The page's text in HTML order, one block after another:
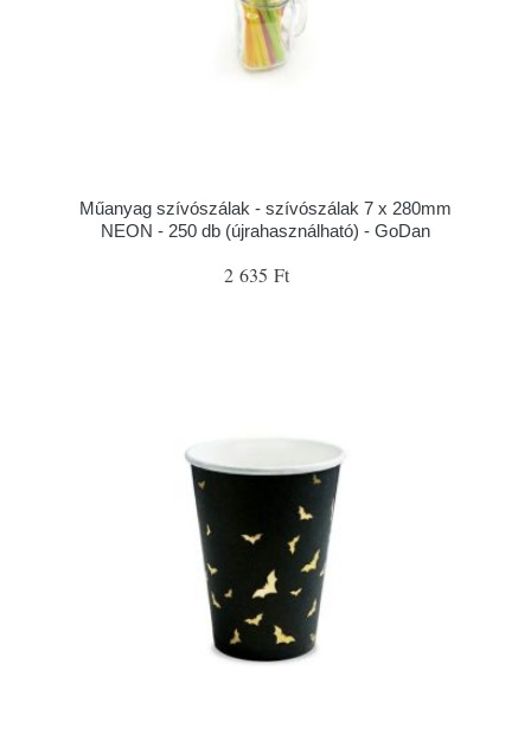
Műanyag szívószálak - szívószálak 7 x 280mm
NEON - 250 db (újrahasználható) - GoDan
2 635 Ft